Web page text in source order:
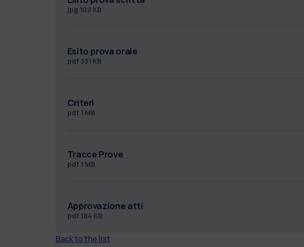
jpg 102 KB
Esito prova orale
pdf 331 KB
Criteri
pdf 1 MB
Tracce Prove
pdf 1 MB
Approvazione atti
pdf 184 KB
Back to the list